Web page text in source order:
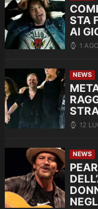
STA
AI
1
NEWS
12
NEWS